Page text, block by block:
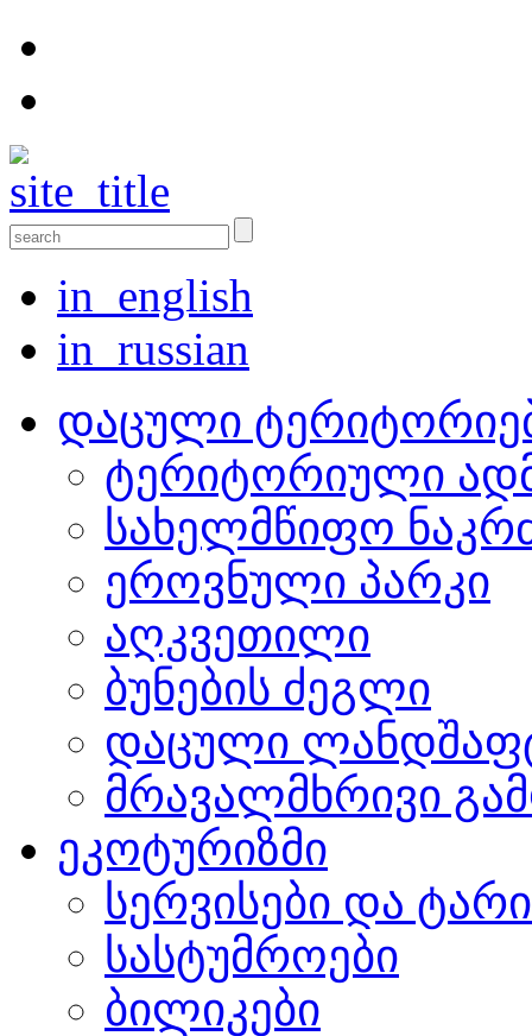
in_english
in_russian
დაცული
ტერიტორიული
სახელმწიფო
ეროვნული პარკი
აღკვეთილი
ბუნების ძეგლი
დაცული
მრავალმხრივი
ეკოტურიზმი
სერვისები და
სასტუმროები
ბილიკები